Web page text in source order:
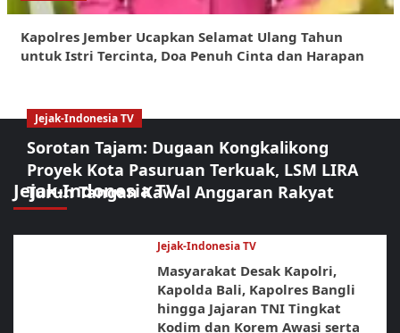
Kapolres Jember Ucapkan Selamat Ulang Tahun
untuk Istri Tercinta, Doa Penuh Cinta dan Harapan
Jejak-Indonesia TV
Jejak-Indonesia TV
Sorotan Tajam: Dugaan Kongkalikong
Proyek Kota Pasuruan Terkuak, LSM LIRA
Turun Tangan Kawal Anggaran Rakyat
Jejak-Indonesia TV
Masyarakat Desak Kapolri,
Kapolda Bali, Kapolres Bangli
hingga Jajaran TNI Tingkat
Kodim dan Korem Awasi serta